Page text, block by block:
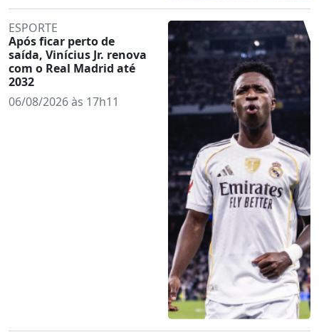
ESPORTE
Após ficar perto de
saída, Vinícius Jr. renova
com o Real Madrid até
2032
06/08/2026 às 17h11